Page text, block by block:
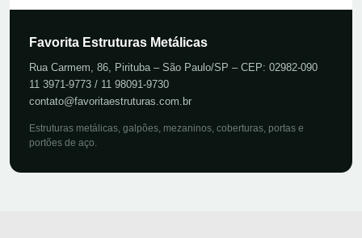
Favorita Estruturas Metálicas
Rua Carmem, 86, Pirituba – São Paulo/SP – CEP: 02982-090
11 3971-9773 / 11 98091-9730
contato@favoritaestruturas.com.br
Estruturas metálicas, galpões, mezaninos, coberturas, portas e
portões de aço.